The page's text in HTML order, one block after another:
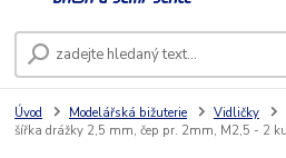
Úvod Modelářská bižuterie Vidličky
šířka drážky 2,5 mm, čep pr. 2mm, M2,5 - 2